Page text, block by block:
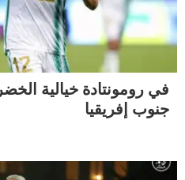
في رومونتادة خيالية
جنوب إفريقيا